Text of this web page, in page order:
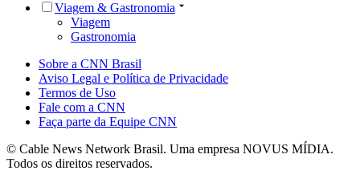
Viagem & Gastronomia
Viagem
Gastronomia
Sobre a CNN Brasil
Aviso Legal e Política de Privacidade
Termos de Uso
Fale com a CNN
Faça parte da Equipe CNN
© Cable News Network Brasil. Uma empresa NOVUS MÍDIA.
Todos os direitos reservados.